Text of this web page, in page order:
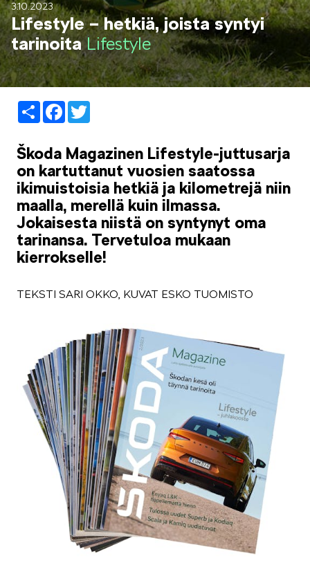
LIFESTYLE
SIMPLY CLEVER
SÄHKÖAUTOILU
KOEAJOSSA
3.10.2023
Lifestyle – hetkiä, joista syntyi
tarinoitaLifestyle
ShareFacebook
Škoda Magazinen Lifestyle-juttusarja
on kartuttanut vuosien saatossa
ikimuistoisia hetkiä ja kilometrejä niin
maalla, merellä kuin ilmassa.
Jokaisesta niistä on syntynyt oma
tarinansa. Tervetuloa mukaan
kierrokselle!
TEKSTI SARI OKKO, KUVAT ESKO TUOMISTO